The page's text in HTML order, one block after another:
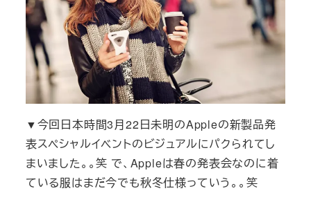
▼今回日本時間3月22日未明のAppleの新製品発
表スペシャルイベントのビジュアルにパクられてし
まいました。。笑 で、Appleは春の発表会なのに着
ている服はまだ今でも秋冬仕様っていう。。笑